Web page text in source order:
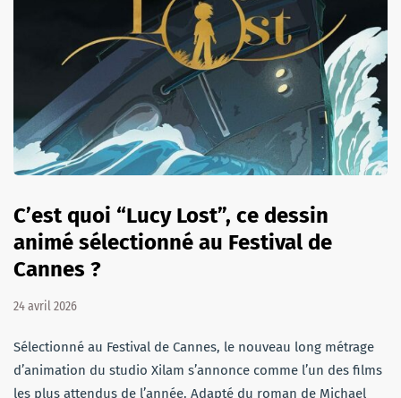
C’est quoi “Lucy Lost”, ce dessin
animé sélectionné au Festival de
Cannes ?
24 avril 2026
Sélectionné au Festival de Cannes, le nouveau long métrage
d’animation du studio Xilam s’annonce comme l’un des films
les plus attendus de l’année. Adapté du roman de Michael